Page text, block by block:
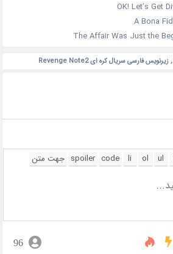
,زیرنویس فارسی سریال کره ای Revenge Note2
96